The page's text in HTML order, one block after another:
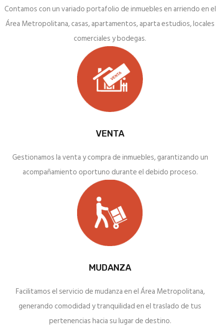
Contamos con un variado portafolio de inmuebles en arriendo en el
Área Metropolitana, casas, apartamentos, aparta estudios, locales
comerciales y bodegas.
VENTA
Gestionamos la venta y compra de inmuebles, garantizando un
acompañamiento oportuno durante el debido proceso.
MUDANZA
Facilitamos el servicio de mudanza en el Área Metropolitana,
generando comodidad y tranquilidad en el traslado de tus
pertenencias hacia su lugar de destino.